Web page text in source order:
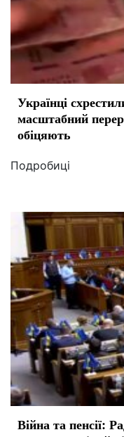
Українці
масштабний
обіцяють
Подробиці
Війна та пенсії: